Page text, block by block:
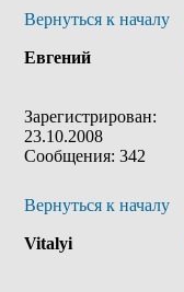
Вернуться к началу
Евгений
Зарегистрирован:
23.10.2008
Сообщения: 342
Вернуться к началу
Vitalyi